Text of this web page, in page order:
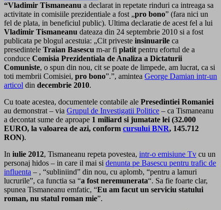
“Vladimir Tismaneanu a declarat in repetate rinduri ca intreaga sa
activitate in comisiile prezidentiale a fost „pro bono” (fara nici un
fel de plata, in beneficiul public). Ultima declaratie de acest fel a lui
Vladimir Tismaneanu dateaza din 24 septembrie 2010 si a fost
publicata pe blogul acestuia: „Cit priveste insinuarile ca
presedintele Traian Basescu m-ar fi platit pentru efortul de a
conduce Comisia Prezidentiala de Analiza a Dictaturii
Comuniste, o spun din nou, cit se poate de limpede, am lucrat, ca si
toti membrii Comisiei, pro bono”.”, amintea George Damian intr-un
articol din decembrie 2010.
Cu toate acestea, documentele contabile ale Presedintiei Romaniei
au demonstrat – via Grupul de Investigatii Politice – ca Tismaneanu
a decontat sume de aproape 1 miliard si jumatate lei (32.000
EURO, la valoarea de azi, conform cursului BNR, 145.712
RON).
In iulie 2012, Tismaneanu repeta povestea, intr-o emisiune Tv cu un
personaj hidos – in care il mai si denunta pe Basescu pentru trafic de
influenta – , “subliniind” din nou, cu aplomb, “pentru a lamuri
lucrurile”, ca functia sa “a fost neremunerata“. Sa fie foarte clar,
spunea Tismaneanu emfatic, “Eu am facut un serviciu statului
roman, nu statul roman mie”.